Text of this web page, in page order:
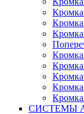
СИСТЕМЫ